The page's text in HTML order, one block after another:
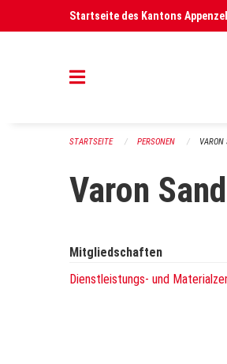
Navigation überspringenStartseite des Kantons
STARTSEITE PERSONEN VARON
Varon
Mitgliedschaften
Dienstleistungs- und